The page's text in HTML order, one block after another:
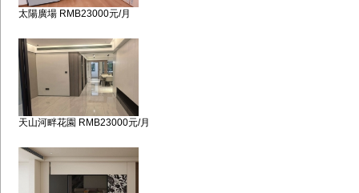
太陽廣場 RMB23000元/月
天山河畔花園 RMB23000元/月